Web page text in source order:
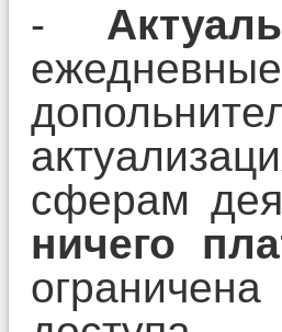
-
сферам
ничего